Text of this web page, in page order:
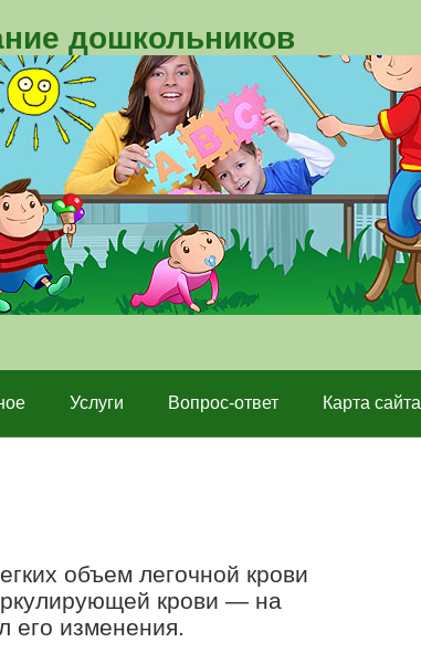
дошкольников
Услуги Вопрос-ответ Карта сайта
объем легочной крови
крови — на
его изменения.